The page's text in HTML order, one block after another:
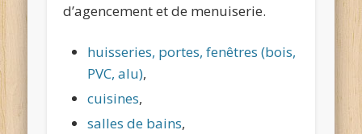
d’agencement et de menuiserie.
huisseries, portes, fenêtres (bois,
PVC, alu),
cuisines,
salles de bains,